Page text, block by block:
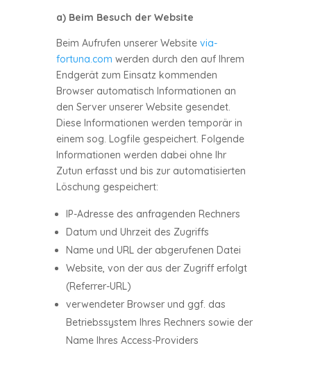
a) Beim Besuch der Website
Beim Aufrufen unserer Website via-
fortuna.com werden durch den auf Ihrem
Endgerät zum Einsatz kommenden
Browser automatisch Informationen an
den Server unserer Website gesendet.
Diese Informationen werden temporär in
einem sog. Logfile gespeichert. Folgende
Informationen werden dabei ohne Ihr
Zutun erfasst und bis zur automatisierten
Löschung gespeichert:
IP-Adresse des anfragenden Rechners
Datum und Uhrzeit des Zugriffs
Name und URL der abgerufenen Datei
Website, von der aus der Zugriff erfolgt
(Referrer-URL)
verwendeter Browser und ggf. das
Betriebssystem Ihres Rechners sowie der
Name Ihres Access-Providers